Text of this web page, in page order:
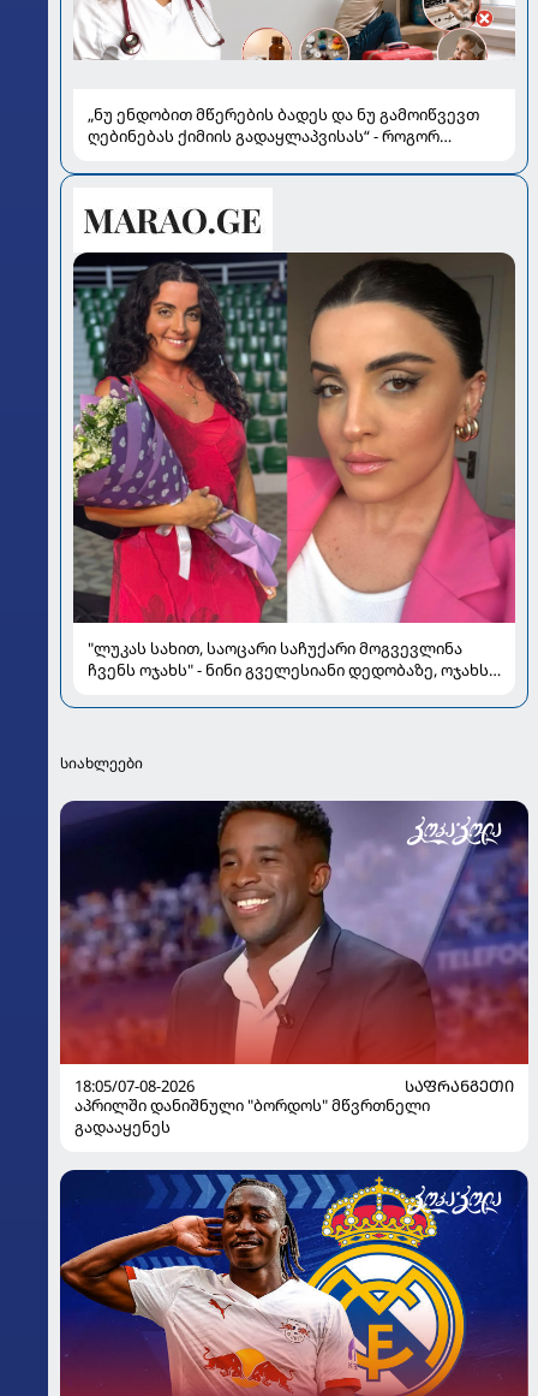
„ნუ ენდობით მწერების ბადეს და ნუ გამოიწვევთ
ღებინებას ქიმიის გადაყლაპვისას“ - როგორ
სალომე ახვლედიანის რჩევები
"ლუკას სახით, საოცარი საჩუქარი მოგვევლინა
ჩვენს ოჯახს" - ნინი გველესიანი დედობაზე, ოჯახსა
სიახლეები
18:05/07-08-2026
ᲡᲐᲤᲠᲐᲜᲒᲔᲗᲘ
აპრილში დანიშნული "ბორდოს" მწვრთნელი
გადააყენეს